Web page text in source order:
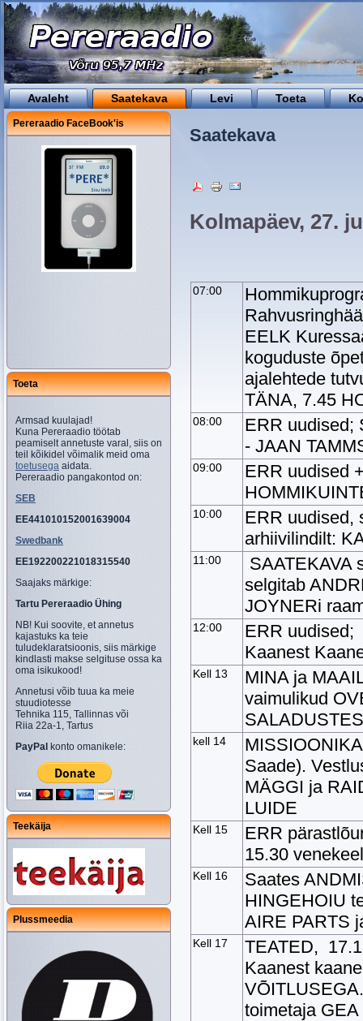
Avaleht Saatekava Levi Toeta
Pereraadio FaceBook'is
Toeta
Armsad kuulajad!
Kuna Pereraadio töötab
peamiselt annetuste varal, siis on
teil kõikidel võimalik meid oma
toetusega aidata.
Pereraadio pangakontod on:
SEB
EE441010152001639004
Swedbank
EE192200221018315540
Saajaks märkige:
Tartu Pereraadio Ühing
NB! Kui soovite, et annetus
kajastuks ka teie
tuludeklaratsioonis, siis märkige
kindlasti makse selgituse ossa ka
oma isikukood!
Annetusi võib tuua ka meie
stuudiotesse
Tehnika 115, Tallinnas või
Riia 22a-1, Tartus
PayPal konto omanikele:
Teekäija
Plussmeedia
Saatekava
Kolmapäev, 27.
07:00
EELK
koguduste
ajalehtede
TÄNA, 7.45
08:00
ERR uudised;
- JAAN
09:00
ERR uudised
10:00
ERR uudised,
arhiivilindilt:
11:00
SAATEKAVA
selgitab
JOYNERi
12:00
ERR uudised;
Kaanest
Kell 13
MINA ja
vaimulikud
kell 14
Saade).
MÄGGI ja
LUIDE
Kell 15
ERR
15.30
Kell 16
Saates
HINGEHOIU
AIRE PARTS
Kell 17
TEATED,
Kaanest
toimetaja GEA